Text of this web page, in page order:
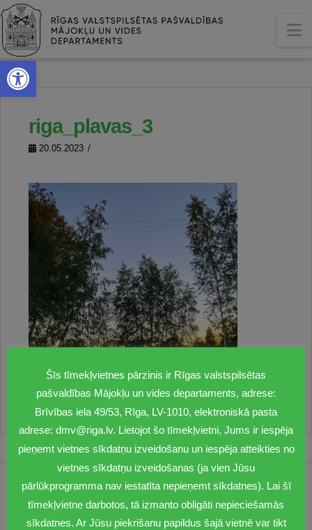
Open toolbar
riga_plavas_3
20.05.2023
1201
dmv@riga.lv
Šīs tīmekļvietnes pārzinis ir Rīgas valstspilsētas
pašvaldības Mājokļu un vides departaments, adrese:
Brīvības iela 49/53, Rīga, LV-1010, elektroniskā pasta
adrese: dmv@riga.lv. Lietojot šo tīmekļvietni, Jums ir iespēja
pieņemt vietnes sīkdatņu izveidošanu un iespēja atteikties no
vietnes sīkdatņu izveidošanas (ja vien Jūsu
pārlūkprogramma nav iestatīta nepieņemt sīkdatnes). Lai šī
tīmekļvietne darbotos, tā izmanto obligāti nepieciešamās
sīkdatnes. Ar Jūsu piekrišanu papildus šajā vietnē var tikt